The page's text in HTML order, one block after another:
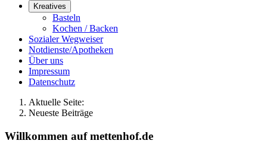
Kreatives
Basteln
Kochen / Backen
Sozialer Wegweiser
Notdienste/Apotheken
Über uns
Impressum
Datenschutz
Aktuelle Seite:
Neueste Beiträge
Willkommen auf mettenhof.de